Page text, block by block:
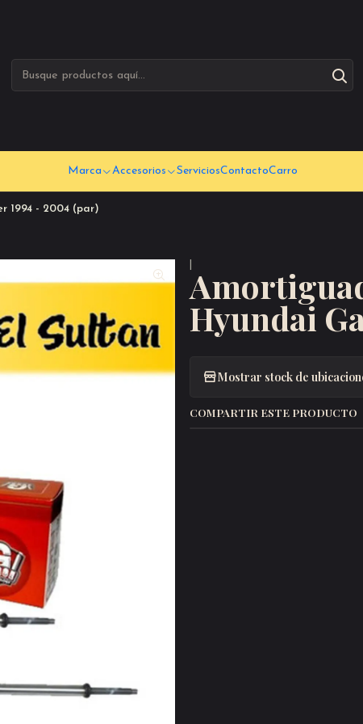
Marca Accesorios ServiciosContactoCarro
1994 - 2004 (par)
Hyundai
Mostrar stock de
COMPARTIR ESTE PRODUCTO